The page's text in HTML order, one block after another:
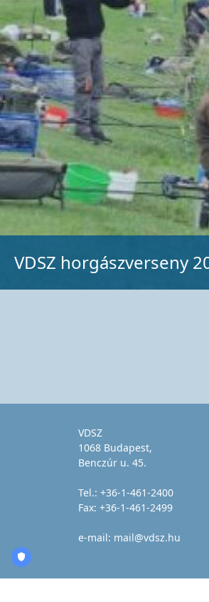
VDSZ horgászverseny
VDSZ
1068 Budapest,
Benczúr u. 45.
Tel.: +36-1-461-2400
Fax: +36-1-461-2499
e-mail: mail@vdsz.hu